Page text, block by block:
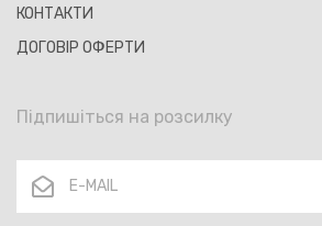
КОНТАКТИ
ДОГОВІР ОФЕРТИ
Підпишіться на розсилку